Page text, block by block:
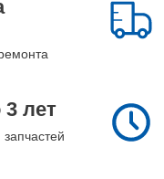
3 лет